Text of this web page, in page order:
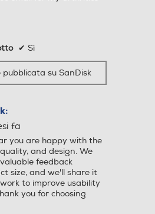
✔ Sì
pubblicata su SanDisk
fa
you are happy with the
and design. We
feedback
size, and we'll share it
to improve usability
you for choosing